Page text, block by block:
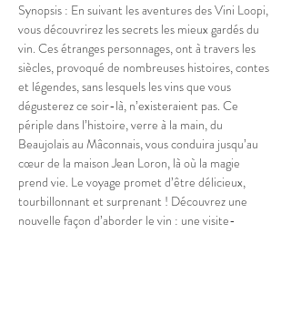
Synopsis : En suivant les aventures des Vini Loopi,
vous découvrirez les secrets les mieux gardés du
vin. Ces étranges personnages, ont à travers les
siècles, provoqué de nombreuses histoires, contes
et légendes, sans lesquels les vins que vous
dégusterez ce soir-là, n’existeraient pas. Ce
périple dans l’histoire, verre à la main, du
Beaujolais au Mâconnais, vous conduira jusqu’au
cœur de la maison Jean Loron, là où la magie
prend vie. Le voyage promet d’être délicieux,
tourbillonnant et surprenant ! Découvrez une
nouvelle façon d’aborder le vin : une visite-